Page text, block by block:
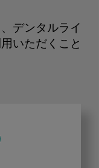
デンタルライ
いただくこと